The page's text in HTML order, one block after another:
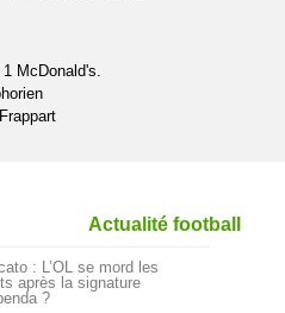
McDonald's.
Actualité football
: L’OL se mord les
après la signature
?